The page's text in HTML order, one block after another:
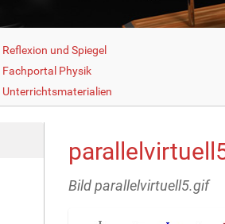
Reflexion und Spiegel
Fachportal Physik
Unterrichtsmaterialien
Bild parallelvirtuell5.gif